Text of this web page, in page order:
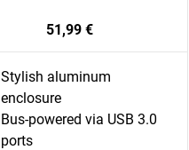
51,99 €
Stylish aluminum
enclosure
Bus-powered via USB 3.0
ports